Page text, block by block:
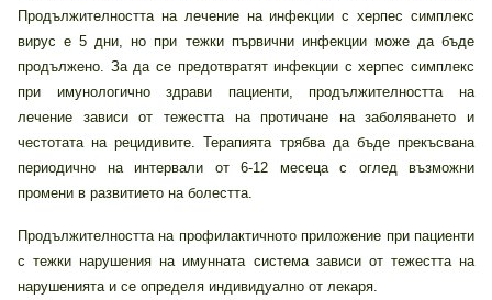
Продължителността на лечение на инфекции с херпес симплекс
вирус е 5 дни, но при тежки първични инфекции може да бъде
продължено. За да се предотвратят инфекции с херпес симплекс
при имунологично здрави пациенти, продължителността на
лечение зависи от тежестта на протичане на заболяването и
честотата на рецидивите. Терапията трябва да бъде прекъсвана
периодично на интервали от 6-12 месеца с оглед възможни
промени в развитието на болестта.
Продължителността на профилактичното приложение при пациенти
с тежки нарушения на имунната система зависи от тежестта на
нарушенията и се определя индивидуално от лекаря.